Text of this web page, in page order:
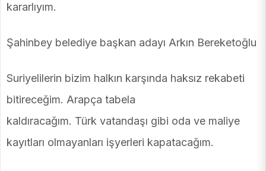
kararlıyım.
Şahinbey belediye başkan adayı Arkın Bereketoğlu
Suriyelilerin bizim halkın karşında haksız rekabeti
bitireceğim. Arapça tabela
kaldıracağım. Türk vatandaşı gibi oda ve maliye
kayıtları olmayanları işyerleri kapatacağım.